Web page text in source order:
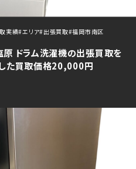
実績#エリア#出張買取#福岡市南区
ドラム洗濯機の出張買取を
た買取価格20,000円